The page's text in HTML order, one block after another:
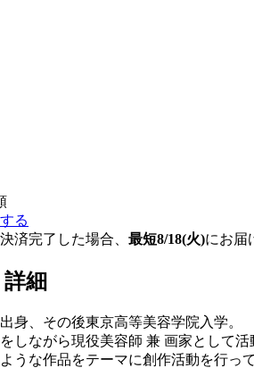
る
済完了した場合、 最短8/18(火)にお届
細
身、その後東京高等美容学院入学。
しながら現役美容師 兼 画家として活
うな作品をテーマに創作活動を行って